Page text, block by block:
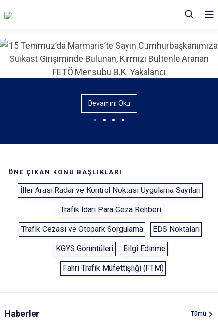
Devamını Oku
ÖNE ÇIKAN KONU BAŞLIKLARI
İller Arası Radar ve Kontrol Noktası Uygulama Sayıları
Trafik İdari Para Ceza Rehberi
Trafik Cezası ve Otopark Sorgulama EDS Noktaları
KGYS Görüntüleri Bilgi Edinme
Fahri Trafik Müfettişliği (FTM)
Haberler Tümü